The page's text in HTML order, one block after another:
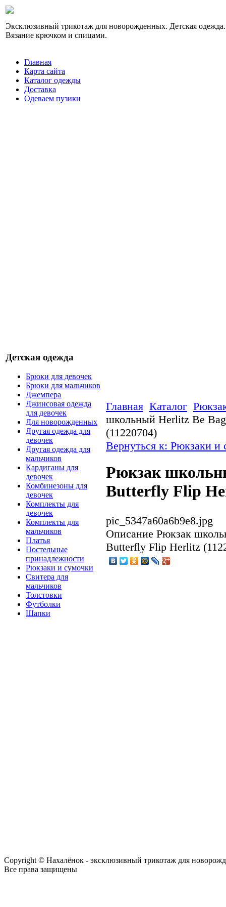
Эксклюзивный трикотаж для новорожденных. Детская одежда.
Вязание крючком и спицами.
Главная
Карта сайта
Каталог одежды
Доставка
Одеваем пузики
Детская одежда
Брюки для девочек
Брюки для мальчиков
Джемпера
Джинсовая одежда
для девочек
Для новорожденных
Другая одежда для
девочек
Другая одежда для
мальчиков
Кардиганы для
девочек
Комбинезоны для
девочек
Комплекты для
девочек
Комплекты для
мальчиков
Платья
Постельные
принадлежности
Рюкзаки и сумочки
Свитера для
мальчиков
Толстовки
Футболки
Шапки
Главная Каталог
школьный Herlitz Be
(11220704)
Вернуться к: Рюкзаки и
Рюкзак
Butterfly Flip
pic_5347a60a6b9e8.jpg
Описание Рюкзак
Butterfly Flip Herlitz
Copyright © Нахалёнок - эксклюзивный трикотаж для
Все права защищены